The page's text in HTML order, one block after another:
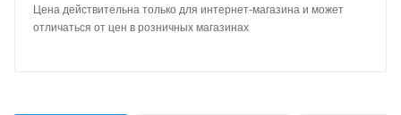
Цена действительна только для интернет-магазина и может
отличаться от цен в розничных магазинах